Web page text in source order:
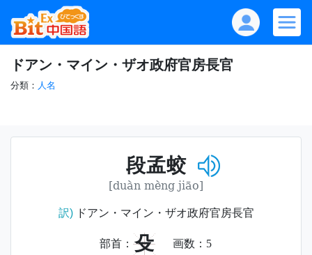
ドアン・マイン・ザオ政府官房長官
分類： 人名
段孟蛟
[duàn mèng jiāo]
訳)ドアン・マイン・ザオ政府官房長官
部首： 殳 画数： 5